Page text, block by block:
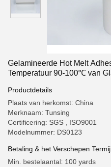
Gelamineerde Hot Melt
Temperatuur 90-100℃ van
Productdetails
Plaats van herkomst: China
Merknaam: Tunsing
Certificering: SGS , ISO9001
Modelnummer: DS0123
Betaling & het Verschepen
Min. bestelaantal: 100 yards